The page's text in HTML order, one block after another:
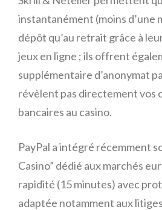
instantanément (moins d’une
dépôt qu’au retrait grâce à
jeux en ligne ; ils offrent
supplémentaire d’anonymat
révèlent pas directement vos
bancaires au casino.
PayPal a intégré récemment
Casino” dédié aux marchés
rapidité (15 minutes) avec
adaptée notamment aux